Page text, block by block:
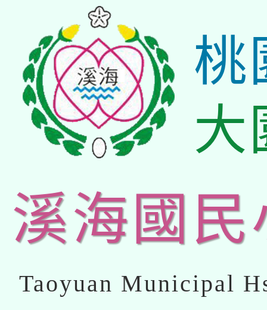
桃
大
溪海國民
Taoyuan Municipal